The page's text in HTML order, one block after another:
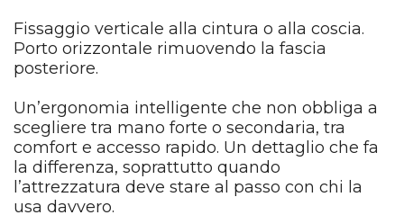
Fissaggio verticale alla cintura o alla coscia.
Porto orizzontale rimuovendo la fascia
posteriore.
Un’ergonomia intelligente che non obbliga a
scegliere tra mano forte o secondaria, tra
comfort e accesso rapido. Un dettaglio che fa
la differenza, soprattutto quando
l’attrezzatura deve stare al passo con chi la
usa davvero.